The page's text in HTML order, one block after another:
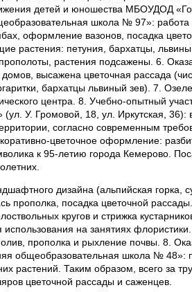
детей и юношества МБОУДОД
школа № 97»: работа
оформление вазонов, посадка
растения: петуния, бархатцы,
растения подсажены. 6.
высажена цветочная рассада
бархатцы львиный зев). 7.
центра. 8. Учебно-опытный
(ул. У. Громовой, 18, ул. Иркутская,
согласно современным
цветочное оформление:
к 95-летию города Кемерово.
дизайна (альпийская горка,
прополка, посадка цветочной
кругов и стрижка
использования на занятиях
прополка и рыхление почвы. 8.
общеобразовательная школа № 48»:
растений. Таким образом, всего за
цветочной рассады и саженцев.